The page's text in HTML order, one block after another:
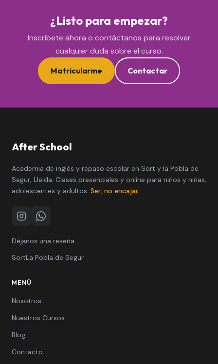
¿Listo para empezar?
Inscríbete ahora o contáctanos para resolver
cualquier duda sobre el curso.
Matricularme Contactar
After School
Academia de inglés y repaso escolar en Sort y la Pobla de
Segur, Lleida. Clases presenciales y online para niños y niñas,
adolescentes y adultos. Ser, no encajar.
InstagramWhatsApp
Déjanos una reseña
SortLa Pobla de Segur
MENÚ
Nosotros
Nuestros Cursos
Blog
Contacto